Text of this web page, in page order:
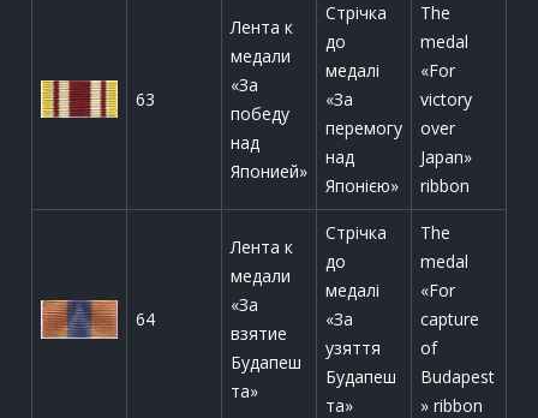
63
Лента к
медали
«За
победу
над
Японией»
Стрічка
до
медалі
«За
перемогу
над
Японією»
The
medal
«For
victory
over
Japan»
ribbon
64
Лента к
медали
«За
взятие
Будапеш
та»
Стрічка
до
медалі
«За
узяття
Будапеш
та»
The
medal
«For
capture
of
Budapest
» ribbon